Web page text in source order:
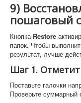
9)
пошаговый
Кнопка Restore
папок. Чтобы
результат, лучше
Шаг 1.
Поставьте галочки
Проверьте суммарный